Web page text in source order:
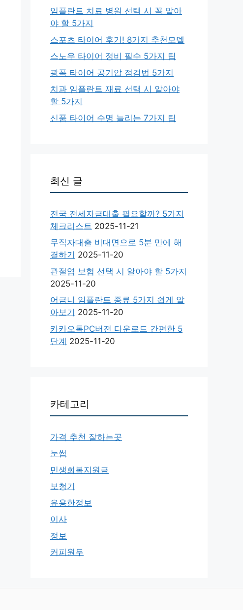
임플란트 치료 병원 선택 시 꼭 알아
야 할 5가지
스포츠 타이어 후기! 8가지 추천모델
스노우 타이어 정비 필수 5가지 팁
광폭 타이어 공기압 점검법 5가지
치과 임플란트 재료 선택 시 알아야
할 5가지
신품 타이어 수명 늘리는 7가지 팁
최신 글
전국 전세자금대출 필요할까? 5가지
체크리스트 2025-11-21
무직자대출 비대면으로 5분 만에 해
결하기 2025-11-20
관절염 보험 선택 시 알아야 할 5가지
2025-11-20
어금니 임플란트 종류 5가지 쉽게 알
아보기 2025-11-20
카카오톡PC버전 다운로드 간편한 5
단계 2025-11-20
카테고리
가격 추천 잘하는곳
눈썹
민생회복지원금
보청기
유용한정보
이사
정보
커피원두